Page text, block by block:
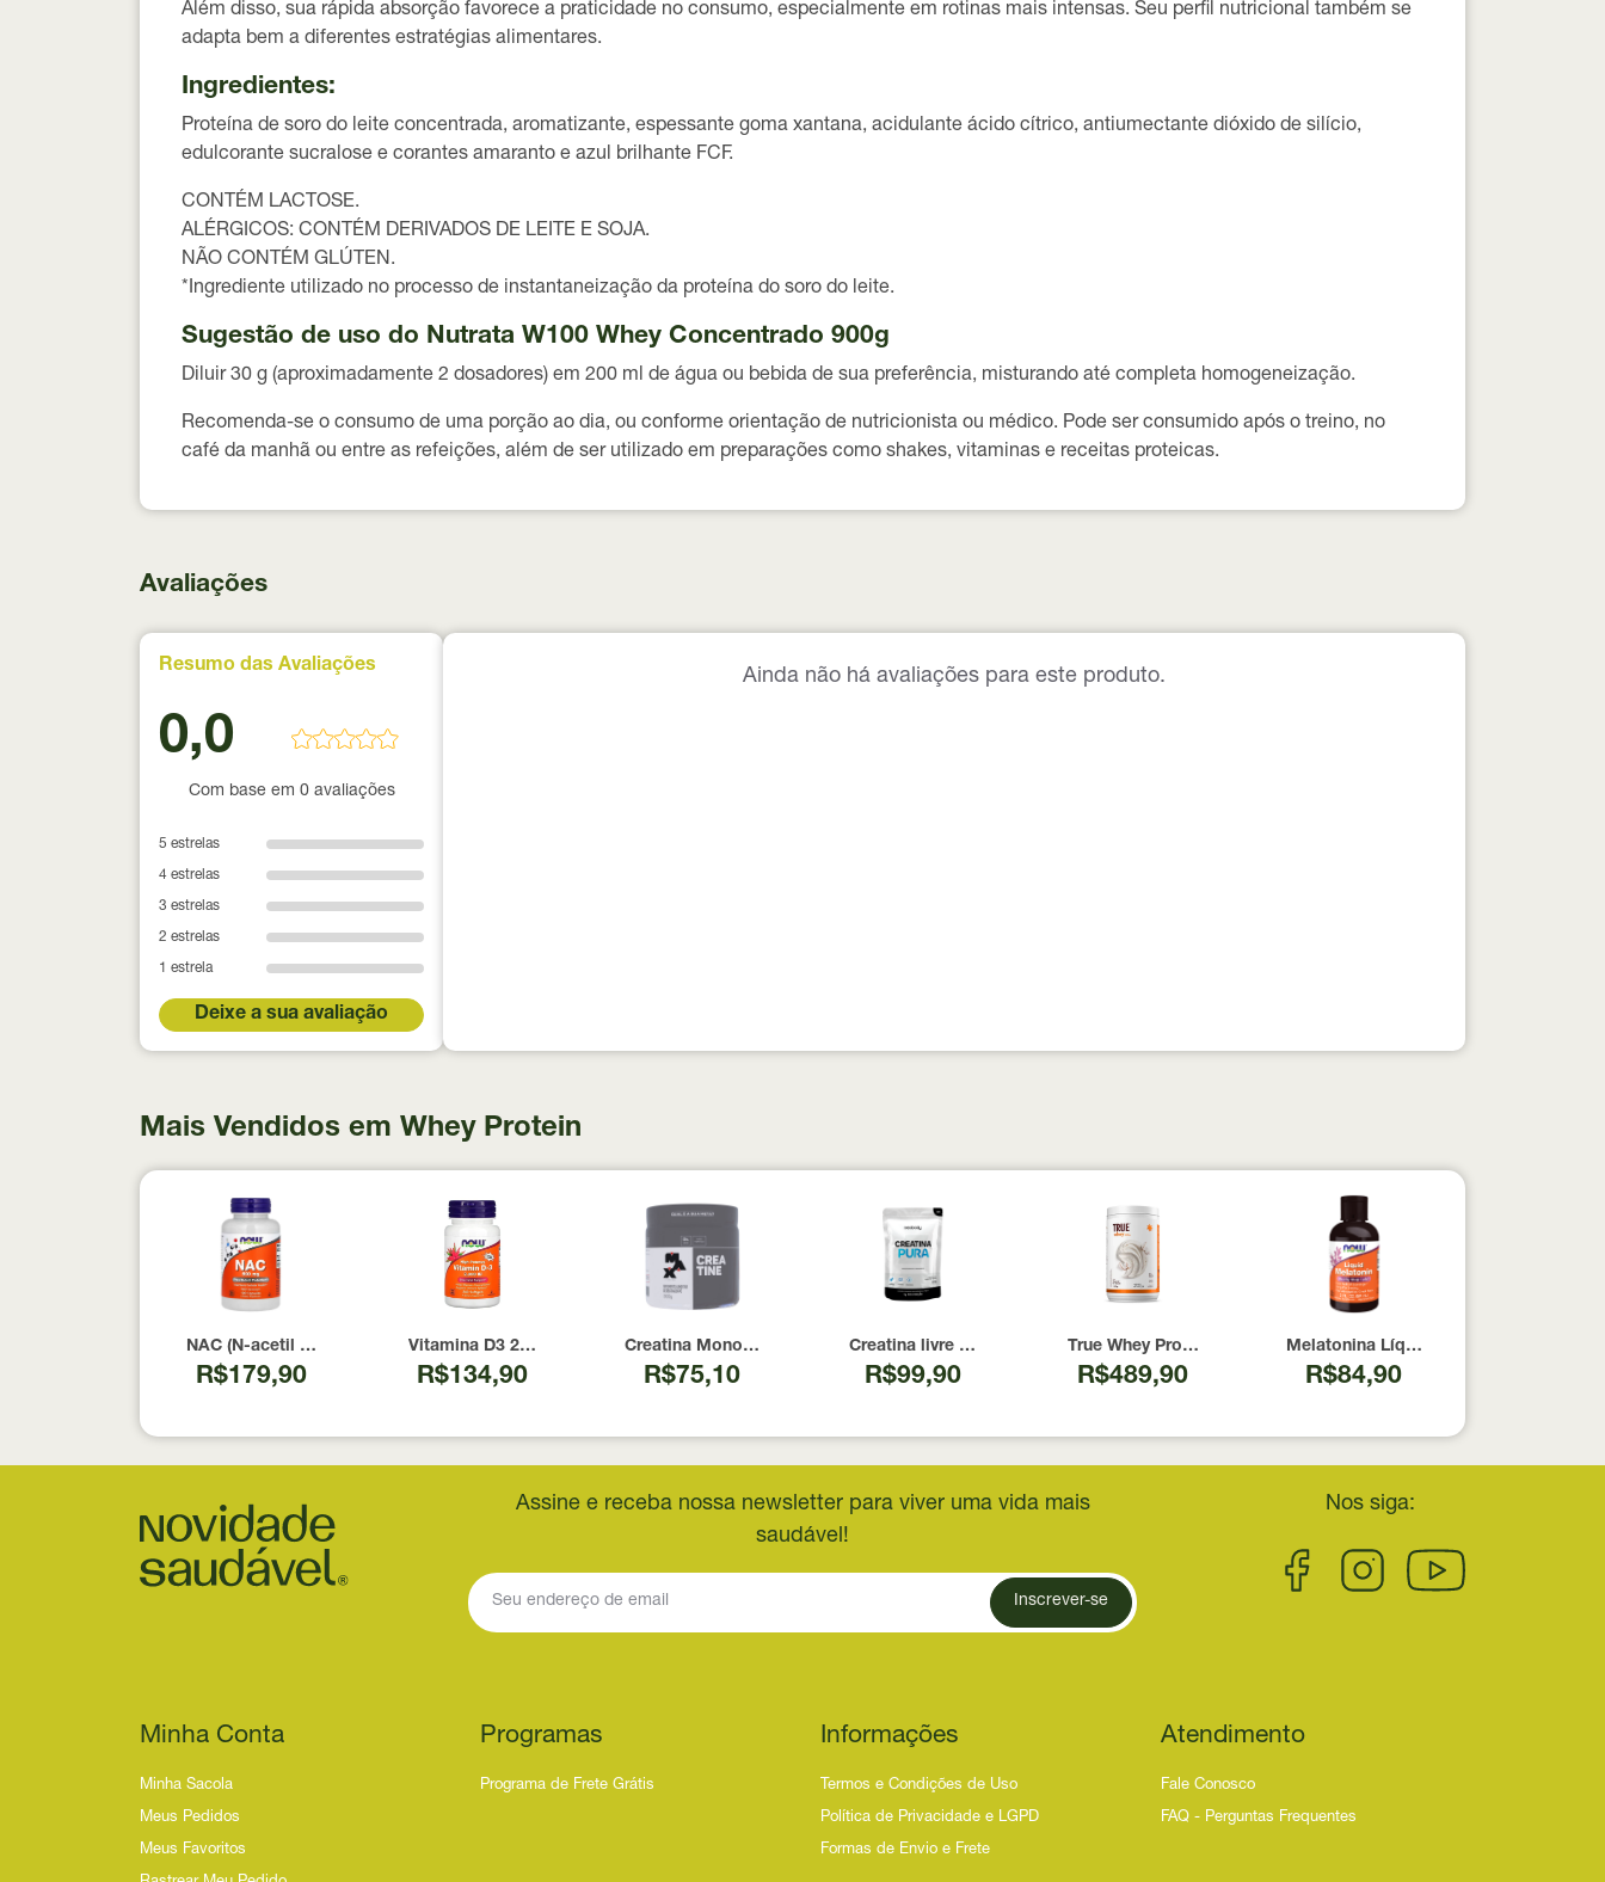
Além disso, sua rápida absorção favorece a praticidade no consumo, especialmente em rotinas mais intensas. Seu perfil nutricional também se
adapta bem a diferentes estratégias alimentares.
Ingredientes:
Proteína de soro do leite concentrada, aromatizante, espessante goma xantana, acidulante ácido cítrico, antiumectante dióxido de silício,
edulcorante sucralose e corantes amaranto e azul brilhante FCF.
CONTÉM LACTOSE.
ALÉRGICOS: CONTÉM DERIVADOS DE LEITE E SOJA.
NÃO CONTÉM GLÚTEN.
*Ingrediente utilizado no processo de instantaneização da proteína do soro do leite.
Sugestão de uso do Nutrata W100 Whey Concentrado 900g
Diluir 30 g (aproximadamente 2 dosadores) em 200 ml de água ou bebida de sua preferência, misturando até completa homogeneização.
Recomenda-se o consumo de uma porção ao dia, ou conforme orientação de nutricionista ou médico. Pode ser consumido após o treino, no
café da manhã ou entre as refeições, além de ser utilizado em preparações como shakes, vitaminas e receitas proteicas.
Avaliações
Resumo das Avaliações
0,0
Com base em 0 avaliações
5 estrelas
4 estrelas
3 estrelas
2 estrelas
1 estrela
Deixe a sua avaliação
Ainda não há avaliações para este produto.
Mais Vendidos em Whey Protein
NAC (N-acetil Cisteína) 600mg NOW Foods 100 Cápsulas
R$179,90
Vitamina D3 2000 UI Now Foods 240 Cápsulas
R$134,90
Creatina Monohidratada Max Titanium 300g
R$75,10
Creatina livre de metais pesados 100% pura com Laudo 300g Neobody Nutrition
R$99,90
True Whey Protein Coconut Icecream True Source 837g
R$489,90
Melatonina Líquida Now Foods 59ml
R$84,90
Assine e receba nossa newsletter para viver uma vida mais
saudável!
Inscrever-se
Nos siga:
Minha Conta
Minha Sacola
Meus Pedidos
Meus Favoritos
Programas
Programa de Frete Grátis
Informações
Termos e Condições de Uso
Política de Privacidade e LGPD
Formas de Envio e Frete
Atendimento
Fale Conosco
FAQ - Perguntas Frequentes